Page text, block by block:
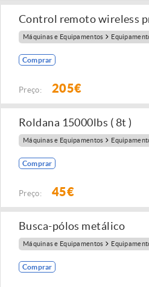
Control remoto wireless
Máquinas e Equipamentos
Comprar
Preço: 205€
Roldana 15000lbs ( 8t )
Máquinas e Equipamentos
Comprar
Preço: 45€
Busca-pólos metálico
Máquinas e Equipamentos
Comprar